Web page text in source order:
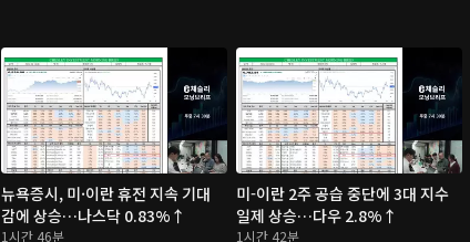
뉴욕증시, 미·이란 휴전 지속 기대
감에 상승…나스닥 0.83%↑
1시간 46분
미-이란 2주 공습 중단에 3대 지수
일제 상승…다우 2.8%↑
1시간 42분